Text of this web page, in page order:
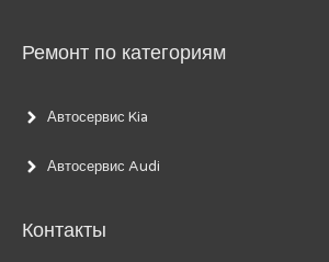
Ремонт по категориям
Автосервис Kia
Автосервис Audi
Контакты